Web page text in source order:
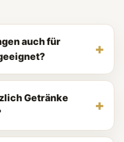
auch für
Getränke